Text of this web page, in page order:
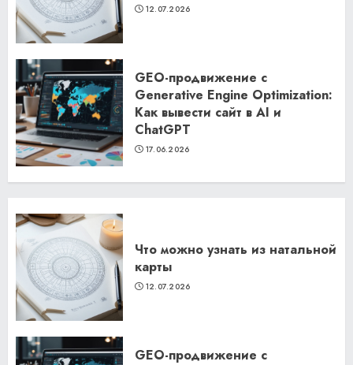
12.07.2026
GEO-продвижение с
Generative Engine Optimization:
Как вывести сайт в AI и
ChatGPT
17.06.2026
Что можно узнать из натальной
карты
12.07.2026
GEO-продвижение с